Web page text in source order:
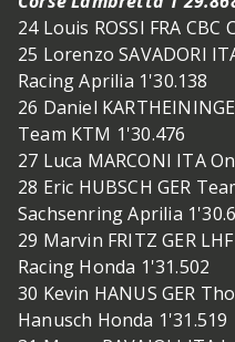
24 Louis ROSSI FRA
25 Lorenzo SAVADORI
Racing Aprilia 1'30.138
26 Daniel
Team KTM 1'30.476
27 Luca MARCONI ITA
28 Eric HUBSCH GER
Sachsenring Aprilia
29 Marvin FRITZ GER
Racing Honda 1'31.502
30 Kevin HANUS GER
Hanusch Honda 1'31.519